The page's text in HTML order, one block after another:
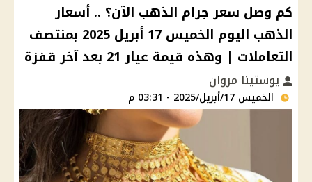
كم وصل سعر جرام الذهب الآن؟ .. أسعار
الذهب اليوم الخميس 17 أبريل 2025 بمنتصف
التعاملات | وهذه قيمة عيار 21 بعد آخر قفزة
يوستينا مروان
الخميس 17/أبريل/2025 - 03:31 م